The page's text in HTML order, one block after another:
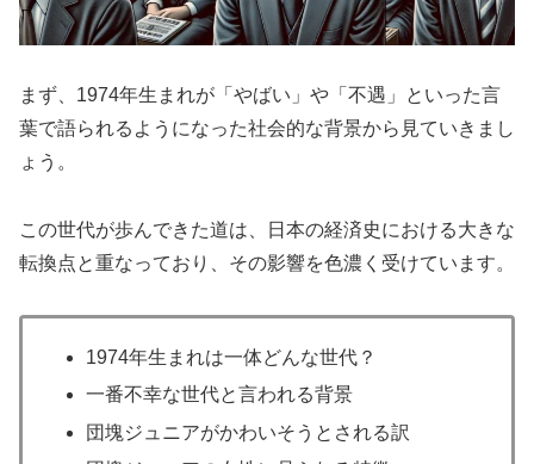
まず、1974年生まれが「やばい」や「不遇」といった言
葉で語られるようになった社会的な背景から見ていきまし
ょう。
この世代が歩んできた道は、日本の経済史における大きな
転換点と重なっており、その影響を色濃く受けています。
1974年生まれは一体どんな世代？
一番不幸な世代と言われる背景
団塊ジュニアがかわいそうとされる訳